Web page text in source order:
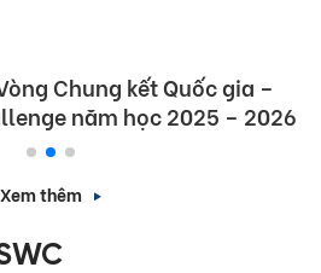
Chung kết Quốc gia –
năm học 2025 – 2026
Xem thêm